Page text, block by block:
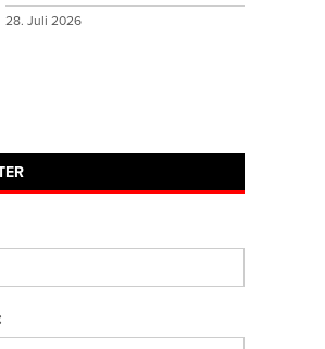
28. Juli 2026